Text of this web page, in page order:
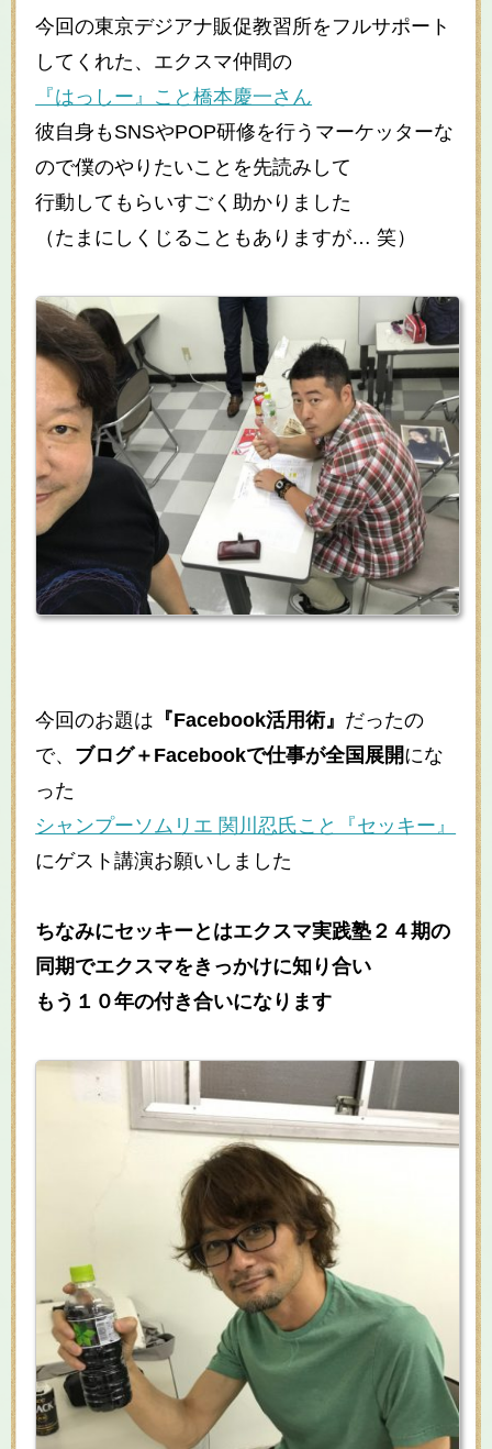
今回の東京デジアナ販促教習所をフルサポート
してくれた、エクスマ仲間の
『はっしー』こと橋本慶一さん
彼自身もSNSやPOP研修を行うマーケッターな
ので僕のやりたいことを先読みして
行動してもらいすごく助かりました
（たまにしくじることもありますが… 笑）
今回のお題は 『Facebook活用術』 だったの
で、 ブログ＋Facebookで仕事が全国展開にな
った
シャンプーソムリエ 関川忍氏こと『セッキー』
にゲスト講演お願いしました
ちなみにセッキーとはエクスマ実践塾２４期の
同期でエクスマをきっかけに知り合い
もう１０年の付き合いになります